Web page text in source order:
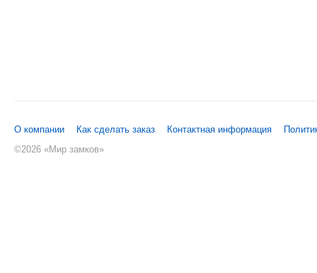
О компании Как сделать заказ Контактная информация
©2026 «Мир замков»